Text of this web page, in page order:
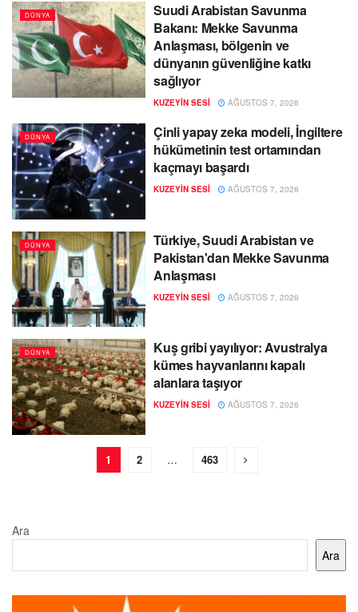
DÜNYA
Suudi Arabistan Savunma
Bakanı: Mekke Savunma
Anlaşması, bölgenin ve
dünyanın güvenliğine katkı
sağlıyor
KUZEYIN SESI AĞUSTOS 7, 2026
DÜNYA
Çinli yapay zeka modeli, İngiltere
hükümetinin test ortamından
kaçmayı başardı
KUZEYIN SESI AĞUSTOS 7, 2026
DÜNYA
Türkiye, Suudi Arabistan ve
Pakistan'dan Mekke Savunma
Anlaşması
KUZEYIN SESI AĞUSTOS 7, 2026
DÜNYA
Kuş gribi yayılıyor: Avustralya
kümes hayvanlarını kapalı
alanlara taşıyor
KUZEYIN SESI AĞUSTOS 7, 2026
1 2 … 463
Ara
Ara